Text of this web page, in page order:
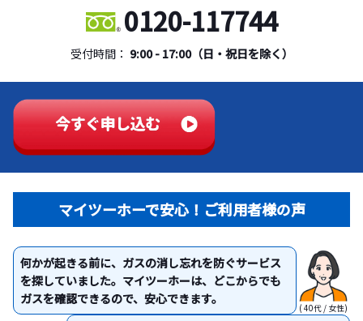
0120-117744
受付時間： 9:00 - 17:00（日・祝日を除く）
マイツーホーで安心！ご利用者様の声
何かが起きる前に、ガスの消し忘れを防ぐサービス
を探していました。マイツーホーは、どこからでも
ガスを確認できるので、安心できます。
( 40代 / 女性)